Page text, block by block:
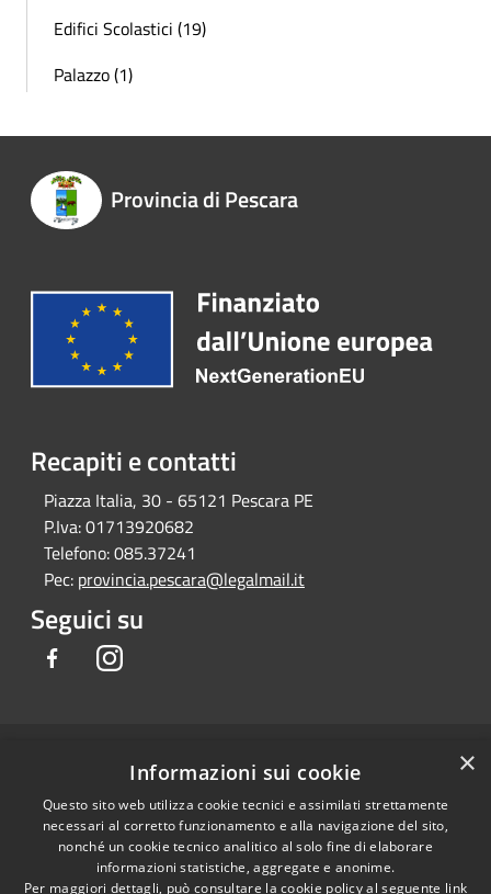
Edifici Scolastici (19)
Palazzo (1)
Provincia di Pescara
Recapiti e contatti
Piazza Italia, 30 - 65121 Pescara PE
P.Iva:01713920682
Telefono:085.37241
Pec: provincia.pescara@legalmail.it
Seguici su
FacebookInstagram
Privacy
Cookie
Mappa del sito
Copyright © 2026 • Provincia di
Municipium•Accesso
redazione
×
Informazioni sui cookie
Questo sito web utilizza cookie tecnici e assimilati strettamente
necessari al corretto funzionamento e alla navigazione del sito,
nonché un cookie tecnico analitico al solo fine di elaborare
informazioni statistiche, aggregate e anonime.
Per maggiori dettagli, può consultare la cookie policy al seguente link